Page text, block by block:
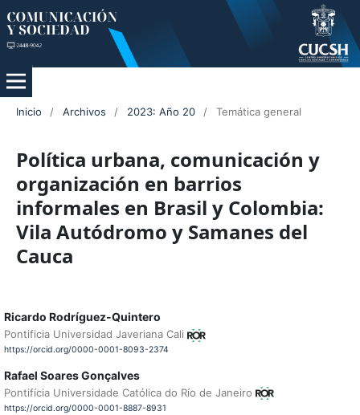
Inicio / Archivos / 2023: Año 20 / Temática general
Política urbana, comunicación y
organización en barrios
informales en Brasil y Colombia:
Vila Autódromo y Samanes del
Cauca
Ricardo Rodríguez-Quintero
Pontificia Universidad Javeriana Cali
https://orcid.org/0000-0001-8093-2374
Rafael Soares Gonçalves
Pontifícia Universidade Católica do Río de Janeiro
https://orcid.org/0000-0001-8887-8931